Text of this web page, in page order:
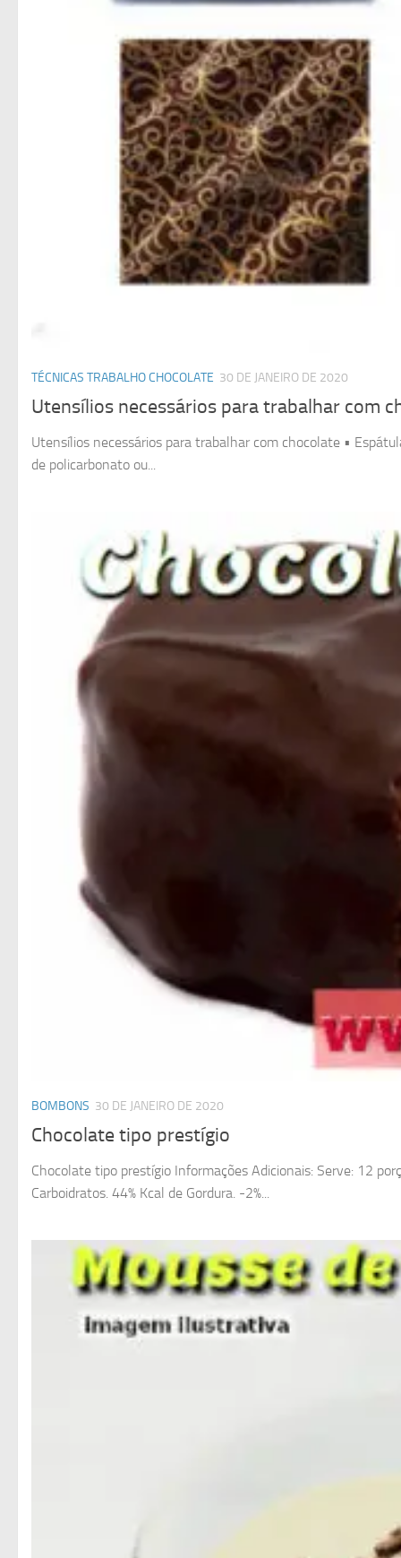
TÉCNICAS TRABALHO CHOCOLATE 30 DE JANEIRO DE 2020
Utensílios necessários para trabalhar com
Utensílios necessários para trabalhar com chocolate •
de policarbonato ou...
BOMBONS 30 DE JANEIRO DE 2020
Chocolate tipo prestígio
Chocolate tipo prestígio Informações Adicionais: Serve: 12
Carboidratos. 44% Kcal de Gordura. -2%...